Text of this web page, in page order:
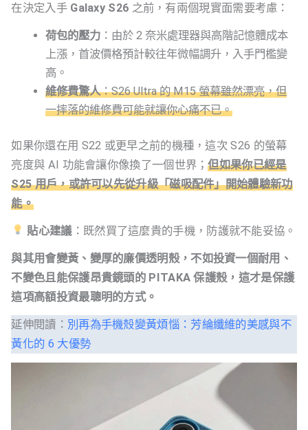
在決定入手 Galaxy S26 之前，有兩個現實面需要考慮：
荷包的壓力：由於 2 奈米處理器與高階記憶體成本
上漲，首波價格預計較往年微幅調升，入手門檻變
高。
維修費驚人：S26 Ultra 的 M15 螢幕雖然漂亮，但
一摔落的維修費可能就讓你心痛不已。
如果你還在用 S22 或更早之前的機種，這次 S26 的螢幕
亮度與 AI 功能會讓你像換了一個世界；但如果你已經是
S25 用戶，或許可以先從升級「磁吸配件」開始體驗新功
能。
貼心建議：既然買了這麼貴的手機，防護就不能妥協。
與其用會變黃、變厚的廉價透明殼，不如投資一個耐用、
不變色且能保護昂貴鏡頭的 PITAKA 保護殼，這才是保護
這項高額投資最聰明的方式。
延伸閱讀： 別再為手機殼變黃煩惱：芳綸纖維的美感與不
黃化的 6 大優勢